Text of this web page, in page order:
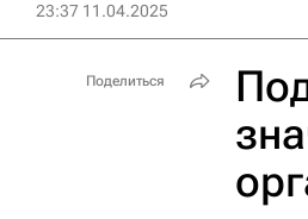
23:37 11.04.2025
Поделиться